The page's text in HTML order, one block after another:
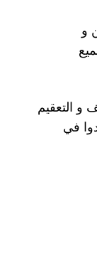
و
التعقيم
في